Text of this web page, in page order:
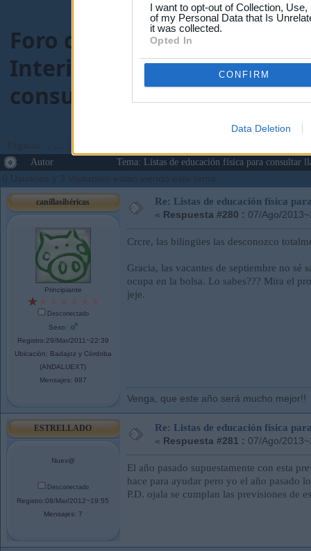
I want to opt-out of Collection,
of my Personal Data that Is
it was collected.
Opted In
CONFIRM
Data Deletion
Foro de Maestros25
Interinos-Maestros>
consultar llamamientos
Páginas: ...
Autor
Tema: Listas de educación física para consultar
0 Usuarios y 3 Visitantes están viendo este tema.
canillasibéricas
Principiante
Desconectado
Sexo:
Registro:29/Mar/2011~22:39
Ubicación: Badajoz y Córdoba
(ANDALUEXT)
Mensajes: 987
Re: Listas de educación física
« Respuesta #280 : 07/Ago/
Crcre, las bilingües las desconozco
Gracia, las vacantes de septiembre no sé
ocupa en la bolsa. Lo sabes??? Mira el
jeje.
Venga, que este año será mucho mejor!!
ESTRELLADO
Nuev@
Desconectado
Registro:08/Mar/2012~19:55
Mensajes: 7
Re: Listas de educación física
« Respuesta #281 : 07/Ago/
El año pasado supuestamente con esta
hace para ayudar pero yo el año pasado
P.D. ojala se cumplan las previsiones de